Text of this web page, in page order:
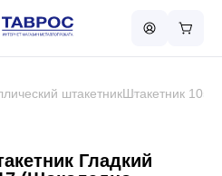
штакетникШтакетник 105
Гладкий